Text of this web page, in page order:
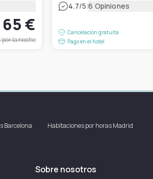
65 €
por la noche
4.7/5|6 Opiniones
Cancelación gratuita
Pago en el hotel
Barcelona Habitaciones por horas Madrid
Sobre nosotros